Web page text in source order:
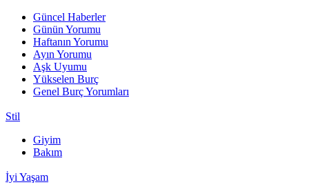
Güncel Haberler
Günün Yorumu
Haftanın Yorumu
Ayın Yorumu
Aşk Uyumu
Yükselen Burç
Genel Burç Yorumları
Stil
Giyim
Bakım
İyi Yaşam